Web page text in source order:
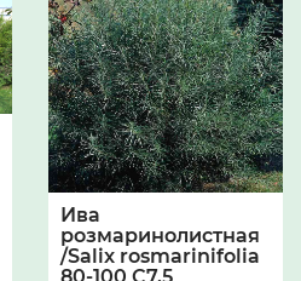
Ива
розмаринолистная
/Salix rosmarinifoliа